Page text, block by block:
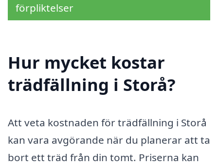
förpliktelser
Hur mycket kostar
trädfällning i Storå?
Att veta kostnaden för trädfällning i Storå
kan vara avgörande när du planerar att ta
bort ett träd från din tomt. Priserna kan